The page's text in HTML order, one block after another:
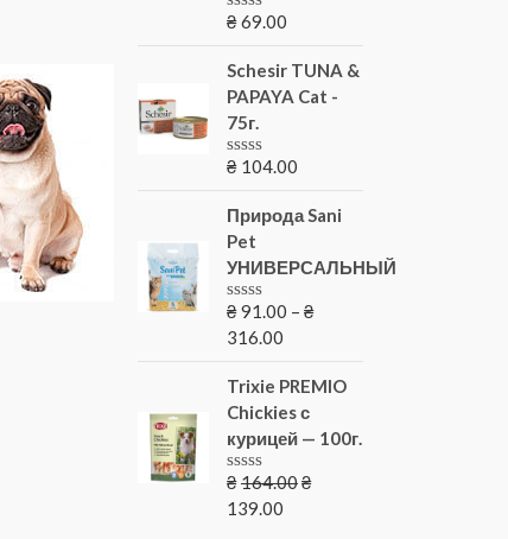
Оценка
из
5
₴ 69.00
Schesir TUNA &
PAPAYA Cat -
75г.
Оценка
из
5
₴ 104.00
Природа Sani
Pet
УНИВЕРСАЛЬНЫЙ
Оценка
0
₴ 91.00 – ₴
316.00
Trixie PREMIO
Chickies с
курицей — 100г.
Оценка
0
₴ 164.00₴
139.00